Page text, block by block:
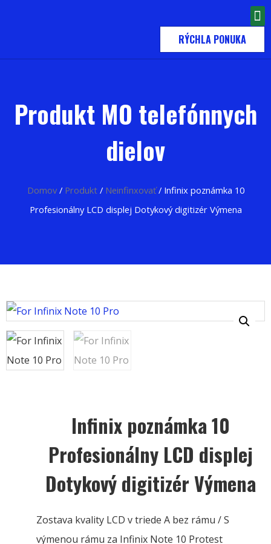
RÝCHLA PONUKA
Produkt MO telefónnych
dielov
Domov/ Produkt/ Neinfinxovať/ Infinix poznámka 10
Profesionálny LCD displej Dotykový digitizér Výmena
Infinix poznámka 10
Profesionálny LCD displej
Dotykový digitizér Výmena
Zostava kvality LCD v triede A bez rámu / S
výmenou rámu za Infinix Note 10 Protest